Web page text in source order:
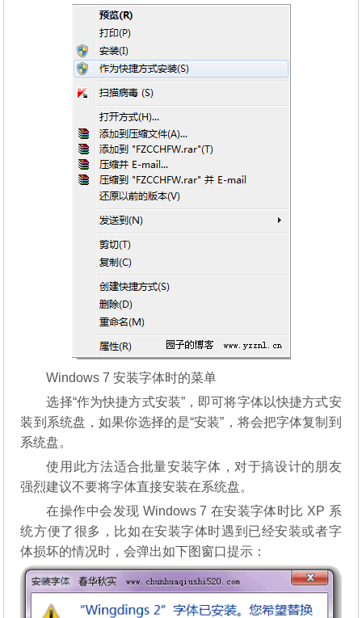
Windows 7 安装字体时的菜单
选择“作为快捷方式安装”，即可将字体以快捷方式安
装到系统盘，如果你选择的是“安装”，将会把字体复制到
系统盘。
使用此方法适合批量安装字体，对于搞设计的朋友
强烈建议不要将字体直接安装在系统盘。
在操作中会发现 Windows 7 在安装字体时比 XP 系
统方便了很多，比如在安装字体时遇到已经安装或者字
体损坏的情况时，会弹出如下图窗口提示：